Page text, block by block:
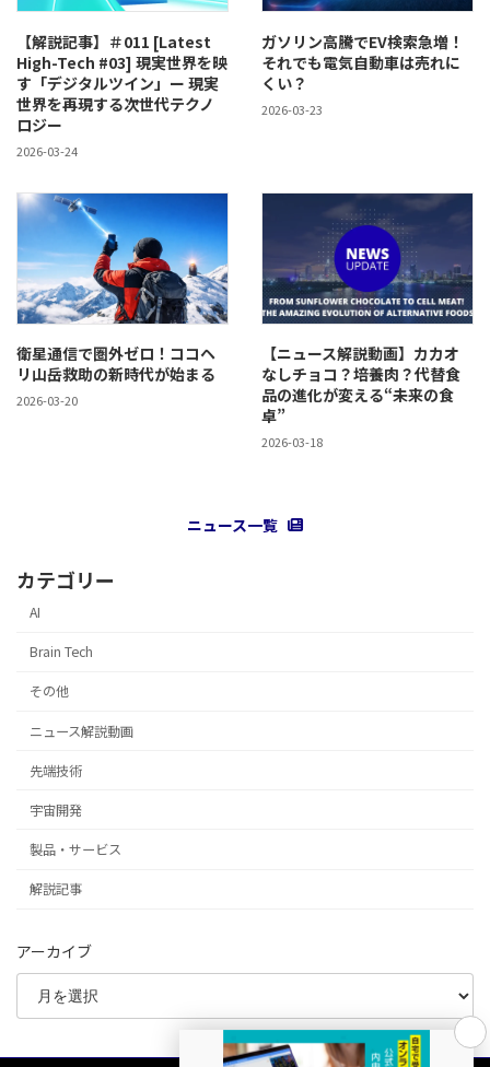
【解説記事】＃011 [Latest
High-Tech #03] 現実世界を映
す「デジタルツイン」ー 現実
世界を再現する次世代テクノ
ロジー
2026-03-24
ガソリン高騰でEV検索急増！
それでも電気自動車は売れに
くい？
2026-03-23
衛星通信で圏外ゼロ！ココヘ
リ山岳救助の新時代が始まる
2026-03-20
【ニュース解説動画】カカオ
なしチョコ？培養肉？代替食
品の進化が変える“未来の食
卓”
2026-03-18
ニュース一覧
カテゴリー
AI
Brain Tech
その他
ニュース解説動画
先端技術
宇宙開発
製品・サービス
解説記事
アーカイブ